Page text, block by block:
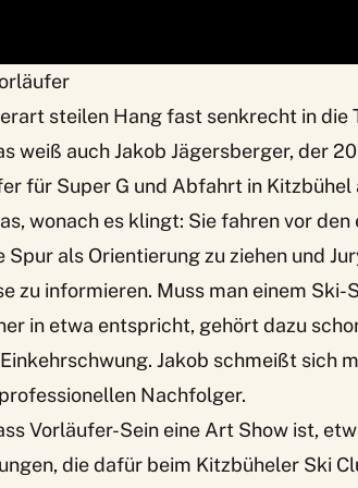
steilen Hang fast senkrecht in die
weiß auch Jakob Jägersberger, der
für Super G und Abfahrt in
wonach es klingt: Sie fahren vor
Spur als Orientierung zu ziehen und
zu informieren. Muss man einem
in etwa entspricht, gehört dazu
Jakob schmeißt sich
Nachfolger.
Vorläufer-Sein eine Art Show ist,
die dafür beim Kitzbüheler Ski